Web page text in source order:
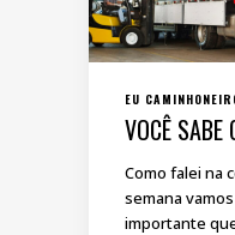
EU
VOCÊ SABE
Como falei na
semana
importante